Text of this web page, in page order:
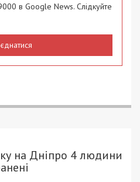
в Google News. Слідкуйте
на Дніпро 4 людини